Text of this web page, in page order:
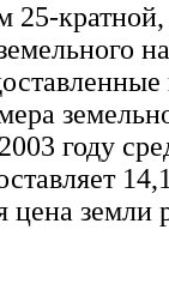
25-
году
цена земли